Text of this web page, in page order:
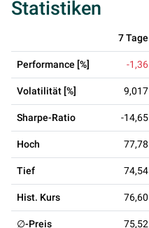
Statistiken
7 Tage
Performance [%] -1,36
Volatilität [%] 9,017
Sharpe-Ratio -14,65
Hoch 77,78
Tief 74,54
Hist. Kurs 76,60
∅-Preis 75,52